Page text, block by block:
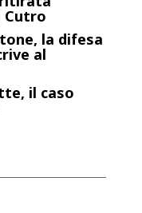
Cutro
la difesa
al
il caso